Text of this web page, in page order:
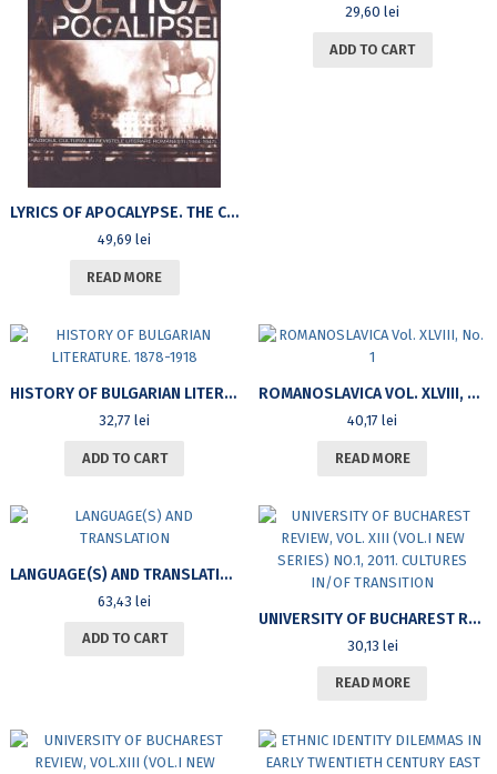
LYRICS OF APOCALYPSE. THE CULTURAL BATTLE IN ROMANIAN LITERARY MAGAZINES (1944-1947)
49,69lei
READ MORE
29,60lei
ADD TO CART
HISTORY OF BULGARIAN LITERATURE. 1878-1918
32,77lei
ADD TO CART
ROMANOSLAVICA VOL. XLVIII, NO. 1
40,17lei
READ MORE
LANGUAGE(S) AND TRANSLATION
63,43lei
ADD TO CART
UNIVERSITY OF BUCHAREST REVIEW, VOL. XIII (VOL.I NEW SERIES) NO.1, 2011. CULTURES IN/OF TRANSITION
30,13 lei
READ MORE